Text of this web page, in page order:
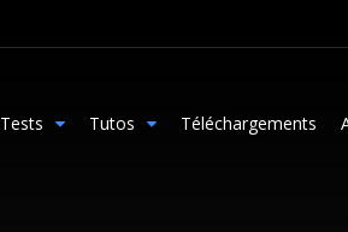
Tests Tutos Téléchargements